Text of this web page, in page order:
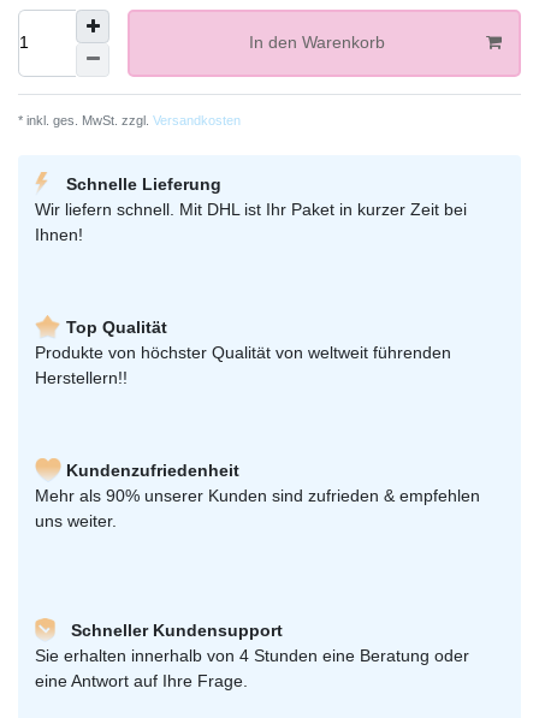
In den Warenkorb
* inkl. ges. MwSt. zzgl. Versandkosten
Schnelle Lieferung
Wir liefern schnell. Mit DHL ist Ihr Paket in kurzer Zeit bei
Ihnen!
Top Qualität
Produkte von höchster Qualität von weltweit führenden
Herstellern!!
Kundenzufriedenheit
Mehr als 90% unserer Kunden sind zufrieden & empfehlen
uns weiter.
Schneller Kundensupport
Sie erhalten innerhalb von 4 Stunden eine Beratung oder
eine Antwort auf Ihre Frage.